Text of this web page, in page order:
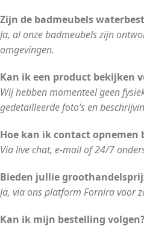
Zijn de badmeubels
Ja, al onze badmeubels zijn
omgevingen.
Kan ik een product bekijken
Wij hebben momenteel geen
gedetailleerde foto’s en
Hoe kan ik contact opnemen
Via live chat, e-mail of 24/7
Bieden jullie
Ja, via ons platform Fornira voor
Kan ik mijn bestelling